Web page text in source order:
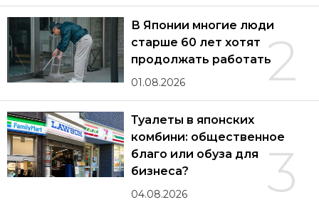
2
В Японии многие люди
старше 60 лет хотят
продолжать работать
01.08.2026
3
Туалеты в японских
комбини: общественное
благо или обуза для
бизнеса?
04.08.2026